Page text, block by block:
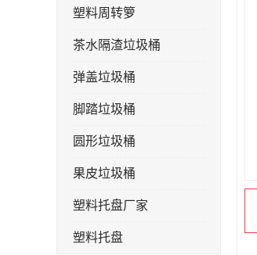
塑料周转箩
茶水隔渣垃圾桶
弹盖垃圾桶
脚踏垃圾桶
圆形垃圾桶
果皮垃圾桶
塑料托盘厂家
塑料托盘